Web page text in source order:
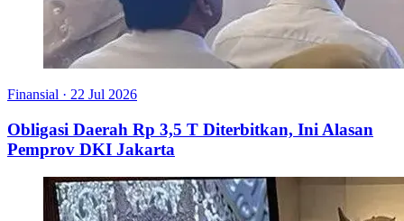
Finansial · 22 Jul 2026
Obligasi Daerah Rp 3,5 T Diterbitkan, Ini Alasan
Pemprov DKI Jakarta